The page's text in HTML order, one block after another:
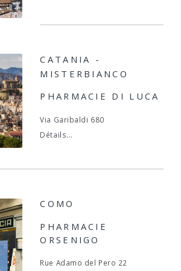
CATANIA -
MISTERBIANCO
PHARMACIE DI LUCA
Via Garibaldi 680
Détails...
COMO
PHARMACIE
ORSENIGO
Rue Adamo del Pero 22